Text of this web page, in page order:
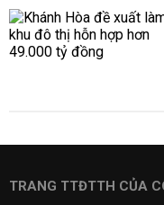
TRANG TTĐTTH CỦA